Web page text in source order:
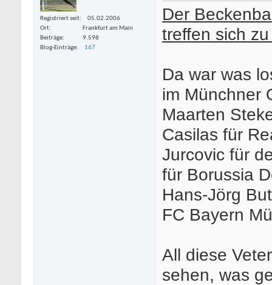
Registriert seit
05.02.2006
Ort
Frankfurt am Main
Beiträge
9.598
Blog-Einträge
167
Der
treffen sich
Da war was
im Münchner
Maarten
Casilas für
Jurcovic für
für Borussia
Hans-Jörg
FC Bayern
All diese
sehen, was